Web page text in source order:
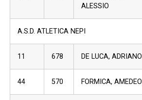
ALESSIO
A.S.D. ATLETICA NEPI
11 678 DE LUCA, ADRIANO
44 570 FORMICA, AMEDEO